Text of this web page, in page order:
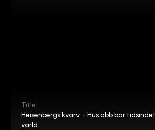
Title:
Heisenbergs kvarv – Hus abb bär
värld